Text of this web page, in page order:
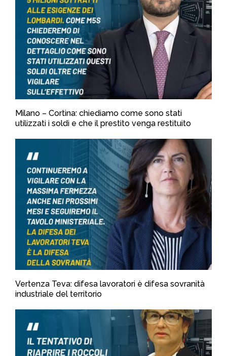
Milano – Cortina: chiediamo come sono stati
utilizzati i soldi e che il prestito venga restituito
Vertenza Teva: difesa lavoratori è difesa sovranità
industriale del territorio